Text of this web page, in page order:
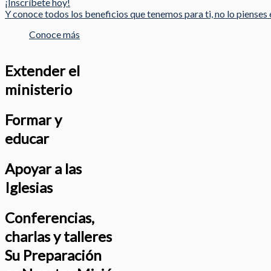
Y conoce todos los beneficios que tenemos para ti, no lo pienses
Conoce más
Extender el
ministerio
Formar y
educar
Apoyar a las
Iglesias
Conferencias,
charlas y talleres
Su Preparación